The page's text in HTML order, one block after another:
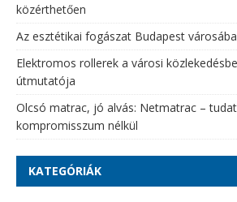
közérthetően
Az esztétikai fogászat Budapest
Elektromos rollerek a városi
útmutatója
Olcsó matrac, jó alvás: Netmatrac –
kompromisszum nélkül
KATEGÓRIÁK